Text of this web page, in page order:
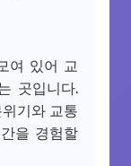
여 있어 교
곳입니다.
기와 교통
을 경험할